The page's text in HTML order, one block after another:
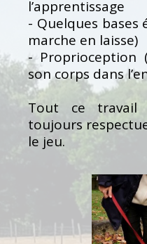
l’apprentissage
- Quelques bases
marche en laisse)
- Proprioception
son corps dans
Tout ce travail
toujours
le jeu.